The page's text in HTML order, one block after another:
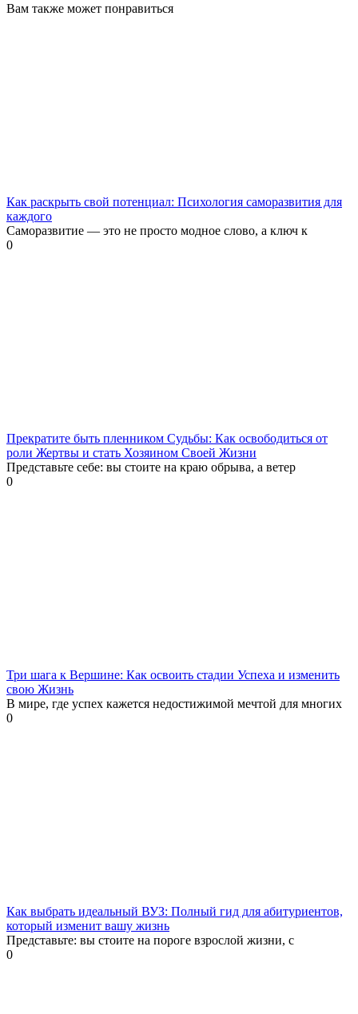
Вам также может понравиться
Как раскрыть свой потенциал: Психология саморазвития для
каждого
Саморазвитие — это не просто модное слово, а ключ к
0
Прекратите быть пленником Судьбы: Как освободиться от
роли Жертвы и стать Хозяином Своей Жизни
Представьте себе: вы стоите на краю обрыва, а ветер
0
Три шага к Вершине: Как освоить стадии Успеха и изменить
свою Жизнь
В мире, где успех кажется недостижимой мечтой для многих
0
Как выбрать идеальный ВУЗ: Полный гид для абитуриентов,
который изменит вашу жизнь
Представьте: вы стоите на пороге взрослой жизни, с
0